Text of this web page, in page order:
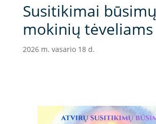
Susitikimai būsimų
mokinių tėveliams
2026 m. vasario 18 d.